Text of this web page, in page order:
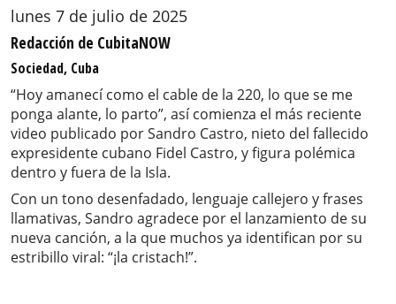
lunes 7 de julio de 2025
Redacción de CubitaNOW
Sociedad, Cuba
“Hoy amanecí como el cable de la 220, lo que se me
ponga alante, lo parto”, así comienza el más reciente
video publicado por Sandro Castro, nieto del fallecido
expresidente cubano Fidel Castro, y figura polémica
dentro y fuera de la Isla.
Con un tono desenfadado, lenguaje callejero y frases
llamativas, Sandro agradece por el lanzamiento de su
nueva canción, a la que muchos ya identifican por su
estribillo viral: “¡la cristach!”.